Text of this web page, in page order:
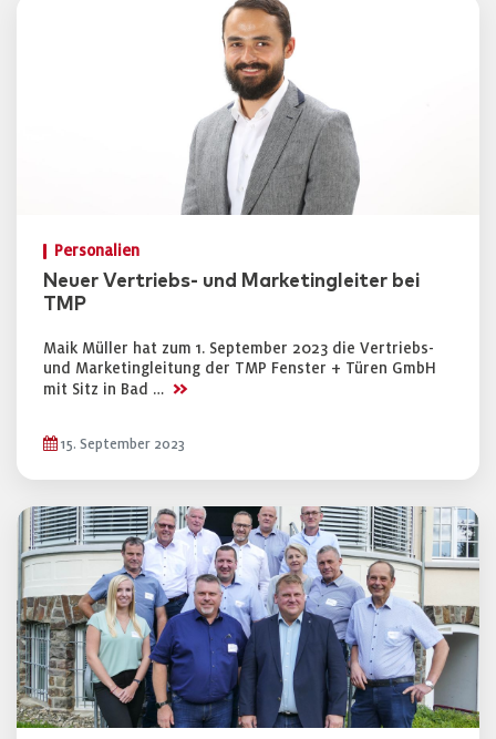
Personalien
Neuer Vertriebs- und Marketingleiter bei
TMP
Maik Müller hat zum 1. September 2023 die Vertriebs-
und Marketingleitung der TMP Fenster + Türen GmbH
mit Sitz in Bad … >>
15. September 2023